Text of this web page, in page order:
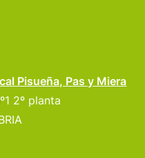
Pisueña, Pas y Miera
2º planta